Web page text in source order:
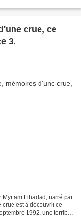
crue, ce
3.
Myriam Elhadad, narré par
crue est à découvrir ce
1992, une terrible